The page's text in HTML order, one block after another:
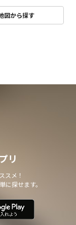
図から探す
リ
スメ！
に探せます。